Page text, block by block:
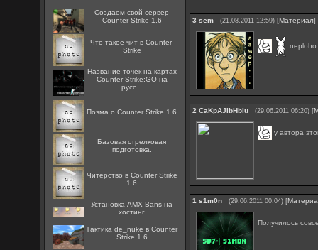
Создаем свой сервер
Counter Strike 1.6
Что такое чит в Counter-
Strike
Название точек на картах
Counter-Strike:GO на
русс...
Поэма о Counter Strike 1.6
Базовая стрелковая
подготовка.
Читерство в Counter Strike
1.6
Установка AMX Bans на
хостинг
Тактика de_nuke в Counter
Strike 1.6
3 sem (21.08.2011 12:59) [Материал]
neploho
2 CaKpAJIbHbIu (29.06.2011 06:20) [
у автора
1 s1m0n (29.06.2011 00:04) [
Получилось